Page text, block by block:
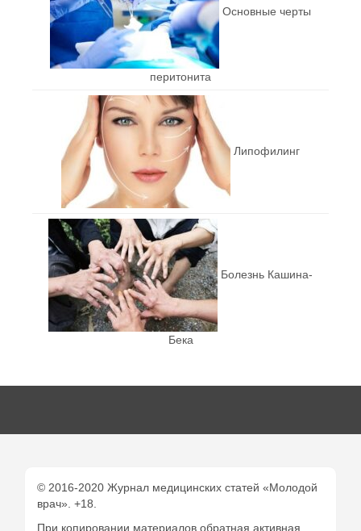
Основные черты
перитонита
Липофилинг
Болезнь Кашина-
Бека
© 2016-2020 Журнал медицинских статей «Молодой
врач». +18.
При копировании материалов обратная активная